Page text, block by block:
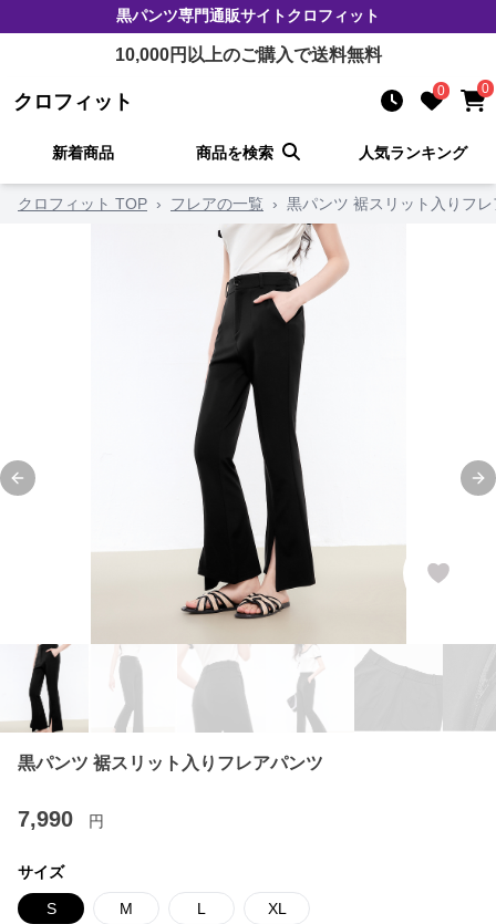
黒パンツ専門通販サイトクロフィット
10,000円以上のご購入で送料無料
クロフィット 0 0
新着商品 商品を検索 人気ランキング
クロフィット TOP › フレアの一覧 › 黒パンツ 裾スリット入りフ
Previous slide
黒パンツ 裾スリット入りフレアパンツ
7,990 円
サイズ
S M L XL